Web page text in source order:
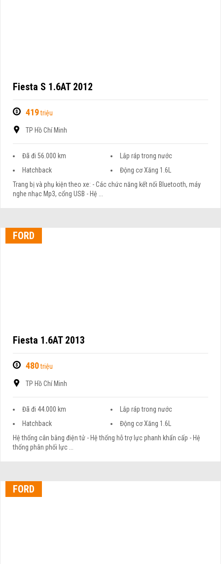
Fiesta S 1.6AT 2012
419triệu
TP Hồ Chí Minh
Đã đi 56.000 km
Lắp ráp trong nước
Hatchback
Động cơ Xăng 1.6L
Trang bị và phụ kiện theo xe: - Các chức năng kết nối Bluetooth, máy
nghe nhạc Mp3, cổng USB - Hệ ...
FORD
Fiesta 1.6AT 2013
480triệu
TP Hồ Chí Minh
Đã đi 44.000 km
Lắp ráp trong nước
Hatchback
Động cơ Xăng 1.6L
Hệ thống cân bằng điện tử - Hệ thống hỗ trợ lực phanh khẩn cấp - Hệ
thống phân phối lực ...
FORD